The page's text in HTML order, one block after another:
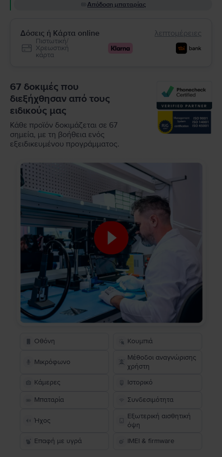
Απόδοση μπαταρίας
Δόσεις ή Κάρτα online λεπτομέρειες
Πιστωτική/
Χρεωστική
κάρτα
67 δοκιμές που
διεξήχθησαν από τους
ειδικούς μας
Κάθε προϊόν δοκιμάζεται σε 67
σημεία, με τη βοήθεια ενός
εξειδικευμένου προγράμματος.
Οθόνη Κουμπιά
Μικρόφωνο
Μέθοδοι αναγνώρισης
χρήστη
Κάμερες
Ιστορικό
Μπαταρία Συνδεσιμότητα
Ήχος
Εξωτερική αισθητική
όψη
Επαφή με υγρά
IMEI & firmware